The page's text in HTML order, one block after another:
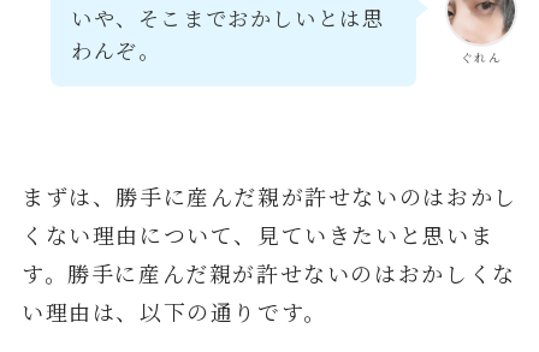
ぐれん
いや、そこまでおかしいとは思
わんぞ。
まずは、勝手に産んだ親が許せないのはおかし
くない理由について、見ていきたいと思いま
す。勝手に産んだ親が許せないのはおかしくな
い理由は、以下の通りです。